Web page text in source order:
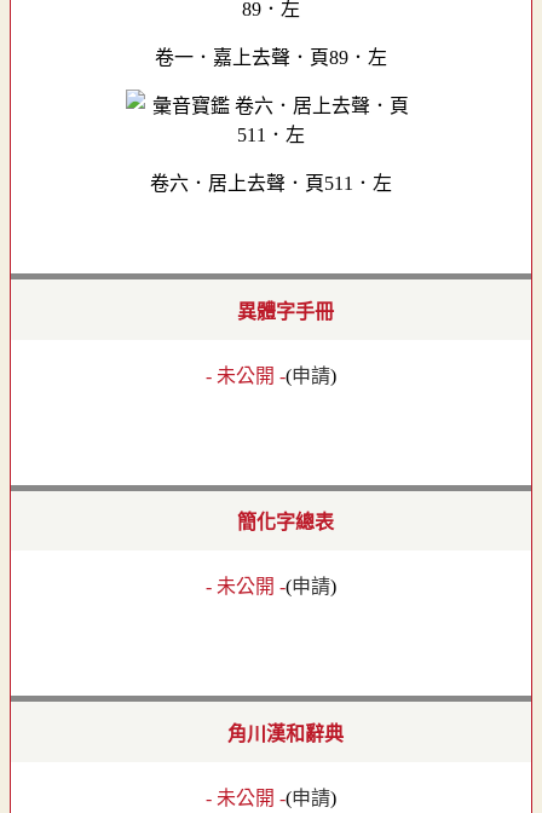
卷一．嘉上去聲．頁89．左
卷六．居上去聲．頁511．左
異體字手冊
- 未公開 -(申請)
簡化字總表
- 未公開 -(申請)
角川漢和辭典
- 未公開 -(申請)